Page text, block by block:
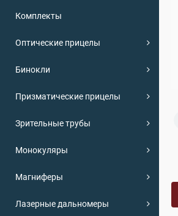
Комплекты
Оптические прицелы
Бинокли
Призматические прицелы
Зрительные трубы
Монокуляры
Магниферы
Лазерные дальномеры